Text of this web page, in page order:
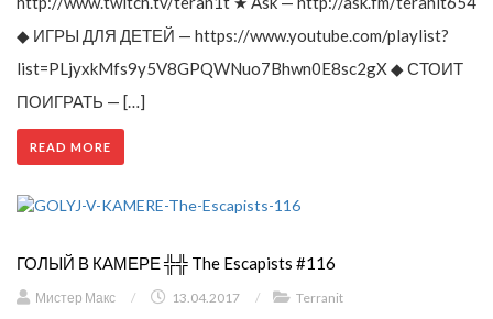
◆ ИГРЫ ДЛЯ ДЕТЕЙ — https://www.youtube.com/playlist?
list=PLjyxkMfs9y5V8GPQWNuo7Bhwn0E8sc2gX ◆ СТОИТ
ПОИГРАТЬ — […]
READ MORE
ГОЛЫЙ В КАМЕРЕ ╬╬ The Escapists #116
Мистер Макс / 13.04.2017 / Terranit